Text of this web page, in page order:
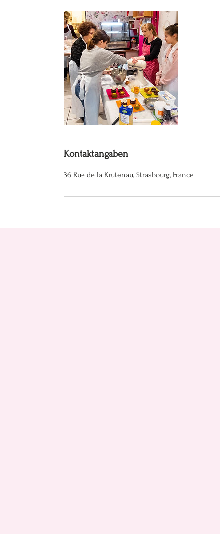
Kontaktangaben
36 Rue de la Krutenau, Strasbourg, France